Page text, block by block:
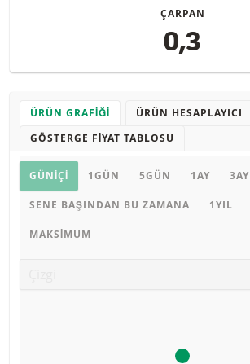
ÇARPAN
0,3
ÜRÜN GRAFIĞI ÜRÜN HESAPLAYICI
GÖSTERGE FIYAT TABLOSU
Ürün grafiği
GÜNIÇI 1GÜN 5GÜN 1AY 3AY
SENE BAŞINDAN BU ZAMANA 1YIL
MAKSIMUM